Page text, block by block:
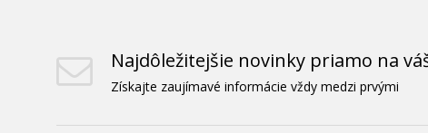
Najdôležitejšie novinky priamo na
Získajte zaujímavé informácie vždy medzi prvými